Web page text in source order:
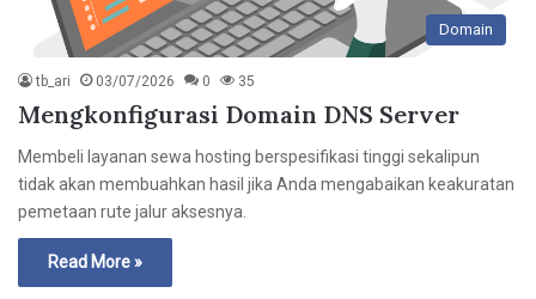
Domain
tb_ari 03/07/2026 0 35
Mengkonfigurasi Domain DNS Server
Membeli layanan sewa hosting berspesifikasi tinggi sekalipun
tidak akan membuahkan hasil jika Anda mengabaikan keakuratan
pemetaan rute jalur aksesnya.
Read More »